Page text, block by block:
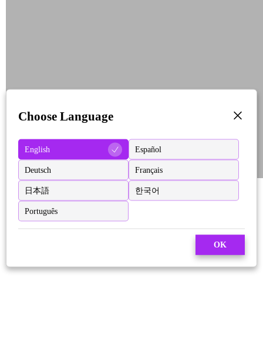
Choose Language
English Español
Deutsch Français
日本語 한국어
Português
OK